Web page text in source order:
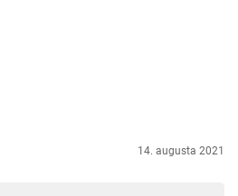
14. augusta 2021